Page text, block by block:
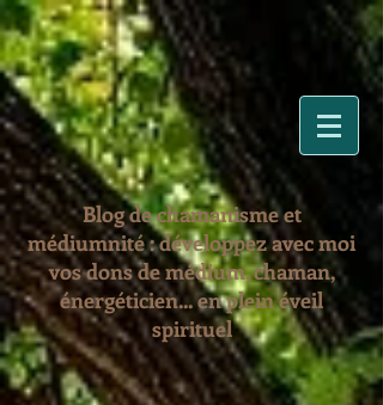
Blog de chamanisme et
médiumnité : développez avec moi
vos dons de médium, chaman,
énergéticien... en plein éveil
spirituel